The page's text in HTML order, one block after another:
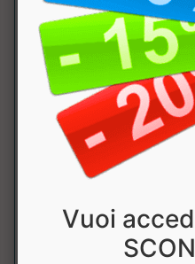
Protein
Protein Soft Core
a partire da € 2.72
Vuoi